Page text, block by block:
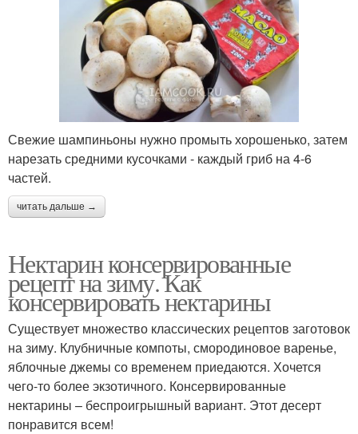
Свежие шампиньоны нужно промыть хорошенько, затем
нарезать средними кусочками - каждый гриб на 4-6
частей.
читать дальше →
Нектарин консервированные
рецепт на зиму. Как
консервировать нектарины
Существует множество классических рецептов заготовок
на зиму. Клубничные компоты, смородиновое варенье,
яблочные джемы со временем приедаются. Хочется
чего-то более экзотичного. Консервированные
нектарины – беспроигрышный вариант. Этот десерт
понравится всем!